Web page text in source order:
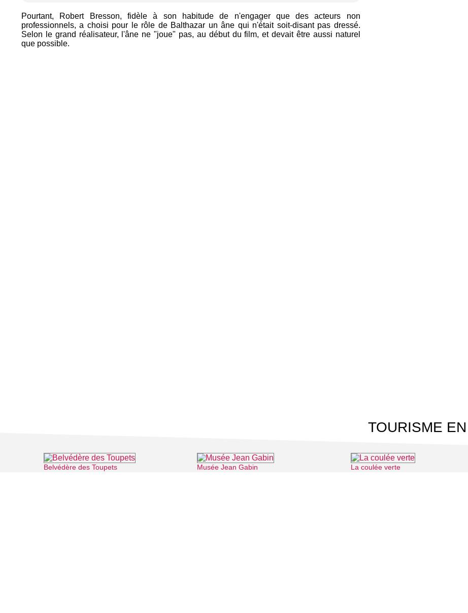
Pourtant, Robert Bresson, fidèle à son habitude de n'engager que des acteurs non
professionnels, a choisi pour le rôle de Balthazar un âne qui n'était soit-disant pas dressé.
Selon le grand réalisateur, l'âne ne "joue" pas, au début du film, et devait être aussi naturel
que possible.
TOURISME
Belvédère des Toupets
Musée Jean Gabin
La coulée verte